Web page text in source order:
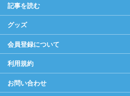
記事を読む
グッズ
会員登録について
利用規約
お問い合わせ